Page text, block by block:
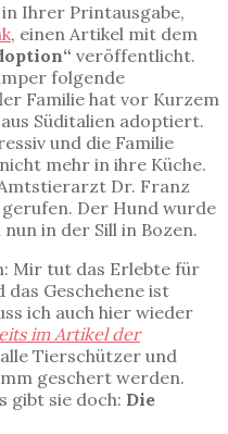
Ihrer Printausgabe,
, einen Artikel mit dem
veröffentlicht.
folgende
Familie hat vor Kurzem
Süditalien adoptiert.
und die Familie
mehr in ihre Küche.
Dr. Franz
Der Hund wurde
in der Sill in Bozen.
Mir tut das Erlebte für
das Geschehene ist
ich auch hier wieder
im Artikel der
Tierschützer und
geschert werden.
gibt sie doch: Die